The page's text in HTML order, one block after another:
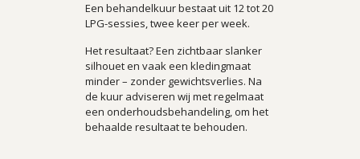
Een behandelkuur bestaat uit 12 tot 20
LPG-sessies, twee keer per week.
Het resultaat? Een zichtbaar slanker
silhouet en vaak een kledingmaat
minder – zonder gewichtsverlies. Na
de kuur adviseren wij met regelmaat
een onderhoudsbehandeling, om het
behaalde resultaat te behouden.